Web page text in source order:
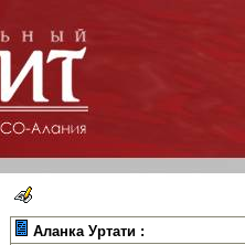
Аланка Уртати :